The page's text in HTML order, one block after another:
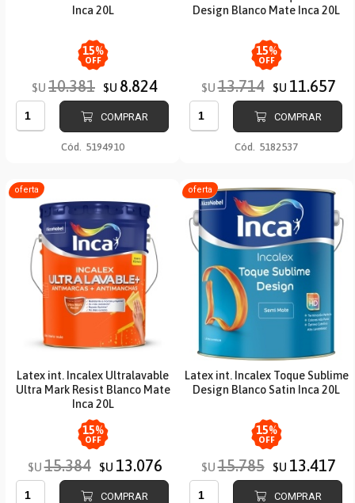
Inca 20L
15%
OFF
$U 10.381 $U 8.824
COMPRAR
Cód. 5194910
Design Blanco Mate Inca 20L
15%
OFF
$U 13.714 $U 11.657
COMPRAR
Cód. 5182537
oferta
Latex int. Incalex Ultralavable
Ultra Mark Resist Blanco Mate
Inca 20L
15%
OFF
$U 15.384 $U 13.076
COMPRAR
oferta
Latex int. Incalex Toque Sublime
Design Blanco Satin Inca 20L
15%
OFF
$U 15.785 $U 13.417
COMPRAR